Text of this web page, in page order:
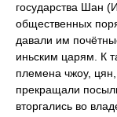
государства Шан
общественных
давали им
иньским царям. К
племена чжоу,
прекращали
вторгались во